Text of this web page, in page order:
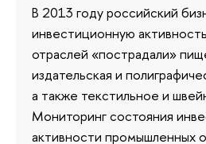
В 2013 году российский
инвестиционную
отраслей «пострадали»
издательская и
а также текстильное и
Мониторинг состояния
активности промышленных